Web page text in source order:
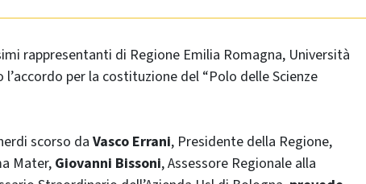
rappresentanti di Regione Emilia Romagna, Università
per la costituzione del “Polo delle Scienze
scorso daVasco Errani, Presidente della Regione,
Mater, Giovanni Bissoni, Assessore Regionale alla